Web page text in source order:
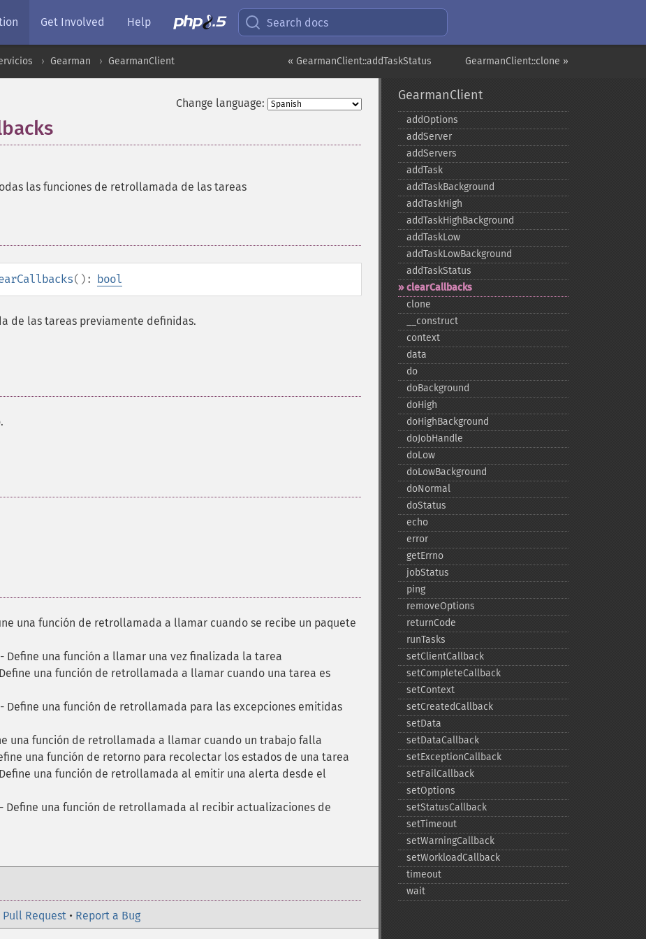
Get Involved Help Search docs
GearmanClient::clone »
« GearmanClient::addTaskStatus
Gearman GearmanClient
Change language:
las funciones de retrollamada de las tareas
(): bool
de las tareas previamente definidas.
una función de retrollamada a llamar cuando se recibe un paquete
- Define una función a llamar una vez finalizada la tarea
una función de retrollamada a llamar cuando una tarea es
- Define una función de retrollamada para las excepciones emitidas
una función de retrollamada a llamar cuando un trabajo falla
una función de retorno para recolectar los estados de una tarea
una función de retrollamada al emitir una alerta desde el
- Define una función de retrollamada al recibir actualizaciones de
Request • Report a Bug
GearmanClient
addOptions
addServer
addServers
addTask
addTaskBackground
addTaskHigh
addTaskHighBackground
addTaskLow
addTaskLowBackground
addTaskStatus
clearCallbacks
clone
_​_​construct
context
data
do
doBackground
doHigh
doHighBackground
doJobHandle
doLow
doLowBackground
doNormal
doStatus
echo
error
getErrno
jobStatus
ping
removeOptions
returnCode
runTasks
setClientCallback
setCompleteCallback
setContext
setCreatedCallback
setData
setDataCallback
setExceptionCallback
setFailCallback
setOptions
setStatusCallback
setTimeout
setWarningCallback
setWorkloadCallback
timeout
wait